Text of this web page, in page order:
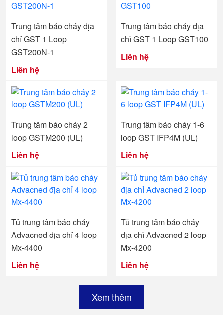
Trung tâm báo cháy địa
chỉ GST 1 Loop
GST200N-1
Liên hệ
Trung tâm báo cháy địa
chỉ GST 1 Loop GST100
Liên hệ
Trung tâm báo cháy 2
loop GSTM200 (UL)
Liên hệ
Trung tâm báo cháy 1-6
loop GST IFP4M (UL)
Liên hệ
Tủ trung tâm báo cháy
Advacned địa chỉ 4 loop
Mx-4400
Liên hệ
Tủ trung tâm báo cháy
địa chỉ Advacned 2 loop
Mx-4200
Liên hệ
Xem thêm